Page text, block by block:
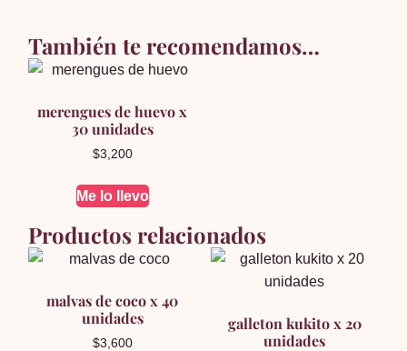
También te recomendamos…
merengues de huevo x
30 unidades
$3,200
Me lo llevo
Productos relacionados
malvas de coco x 40
unidades
$3,600
galleton kukito x 20
unidades